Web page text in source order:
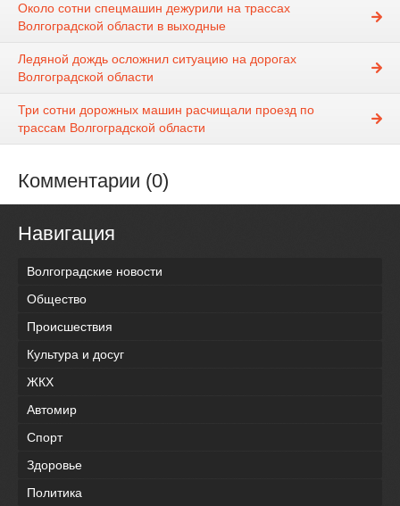
Около сотни спецмашин дежурили на трассах
Волгоградской области в выходные
Ледяной дождь осложнил ситуацию на дорогах
Волгоградской области
Три сотни дорожных машин расчищали проезд по
трассам Волгоградской области
Комментарии (0)
Навигация
Волгоградские новости
Общество
Происшествия
Культура и досуг
ЖКХ
Автомир
Спорт
Здоровье
Политика